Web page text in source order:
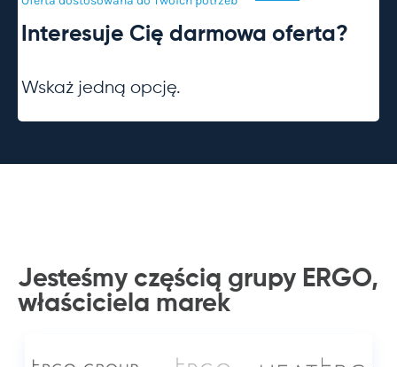
Interesuje Cię darmowa oferta?
Wskaż jedną opcję.
Jesteśmy częścią grupy ERGO,
właściciela marek